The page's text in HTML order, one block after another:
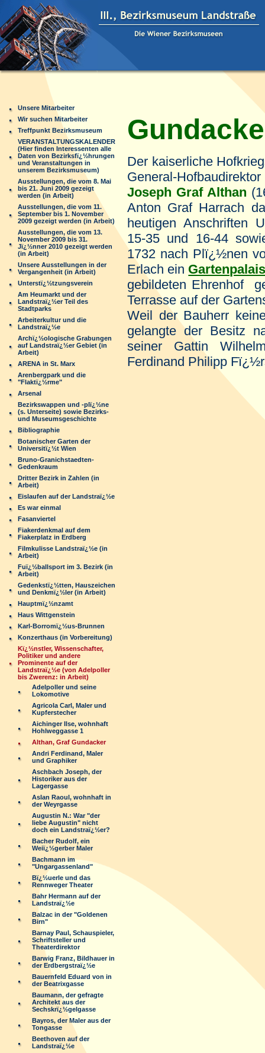
Unsere Mitarbeiter
Wir suchen Mitarbeiter
Treffpunkt Bezirksmuseum
VERANSTALTUNGSKALENDER
(Hier finden Interessenten alle
Daten von Bezirksfï¿½hrungen
und Veranstaltungen in
unserem Bezirksmuseum)
Ausstellungen, die vom 8. Mai
bis 21. Juni 2009 gezeigt
werden (in Arbeit)
Ausstellungen, die vom 11.
September bis 1. November
2009 gezeigt werden (in Arbeit)
Ausstellungen, die vom 13.
November 2009 bis 31.
Jï¿½nner 2010 gezeigt werden
(in Arbeit)
Unsere Ausstellungen in der
Vergangenheit (in Arbeit)
Unterstï¿½tzungsverein
Am Heumarkt und der
Landstraï¿½er Teil des
Stadtparks
Arbeiterkultur und die
Landstraï¿½e
Archï¿½ologische Grabungen
auf Landstraï¿½er Gebiet (in
Arbeit)
ARENA in St. Marx
Arenbergpark und die
"Flaktï¿½rme"
Arsenal
Bezirkswappen und -plï¿½ne
(s. Unterseite) sowie Bezirks-
und Museumsgeschichte
Bibliographie
Botanischer Garten der
Universitï¿½t Wien
Bruno-Granichstaedten-
Gedenkraum
Dritter Bezirk in Zahlen (in
Arbeit)
Eislaufen auf der Landstraï¿½e
Es war einmal
Fasanviertel
Fiakerdenkmal auf dem
Fiakerplatz in Erdberg
Filmkulisse Landstraï¿½e (in
Arbeit)
Fuï¿½ballsport im 3. Bezirk (in
Arbeit)
Gedenkstï¿½tten, Hauszeichen
und Denkmï¿½ler (in Arbeit)
Hauptmï¿½nzamt
Haus Wittgenstein
Karl-Borromï¿½us-Brunnen
Konzerthaus (in Vorbereitung)
Kï¿½nstler, Wissenschafter,
Politiker und andere
Prominente auf der
Landstraï¿½e (von Adelpoller
bis Zwerenz: in Arbeit)
Adelpoller und seine
Lokomotive
Agricola Carl, Maler und
Kupferstecher
Aichinger Ilse, wohnhaft
Hohlweggasse 1
Althan, Graf Gundacker
Andri Ferdinand, Maler
und Graphiker
Aschbach Joseph, der
Historiker aus der
Lagergasse
Aslan Raoul, wohnhaft in
der Weyrgasse
Augustin N.: War "der
liebe Augustin" nicht
doch ein Landstraï¿½er?
Bacher Rudolf, ein
Weiï¿½gerber Maler
Bachmann im
"Ungargassenland"
Bï¿½uerle und das
Rennweger Theater
Bahr Hermann auf der
Landstraï¿½e
Balzac in der "Goldenen
Birn"
Barnay Paul, Schauspieler,
Schriftsteller und
Theaterdirektor
Barwig Franz, Bildhauer in
der Erdbergstraï¿½e
Bauernfeld Eduard von in
der Beatrixgasse
Baumann, der gefragte
Architekt aus der
Sechskrï¿½gelgasse
Bayros, der Maler aus der
Tongasse
Beethoven auf der
Landstraï¿½e
Der kaiserliche
General-
Joseph Graf Althan
Anton Graf Harrach
heutigen Anschriften
15-35 und 16-44
1732 nach Plï¿½nen
Erlach ein
gebildeten Ehrenhof
Terrasse auf der
Weil der Bauherr
gelangte der Besitz
seiner Gattin
Ferdinand Philipp